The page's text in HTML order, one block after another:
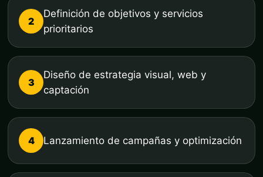
2
Definición de objetivos y servicios
prioritarios
3
Diseño de estrategia visual, web y
captación
4 Lanzamiento de campañas y optimización